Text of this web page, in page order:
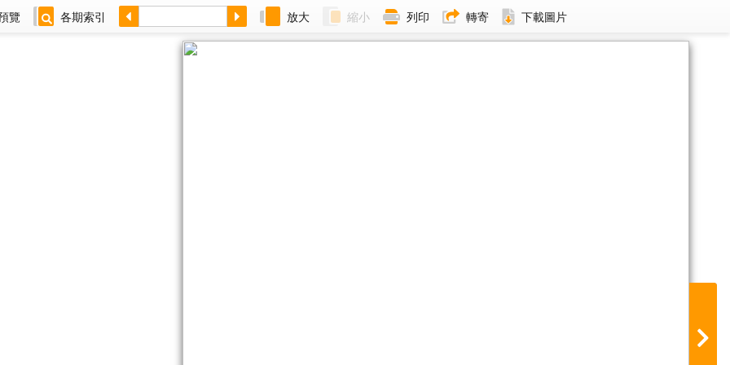
覽 各期索引 放大 縮小 列印 轉寄 下載圖片